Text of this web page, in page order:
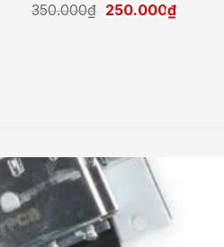
350.000₫ Giá
250.000₫Giá
hiện